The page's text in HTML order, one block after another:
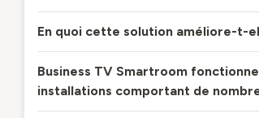
En quoi cette solution améliore-t-
Business TV Smartroom
installations comportant de